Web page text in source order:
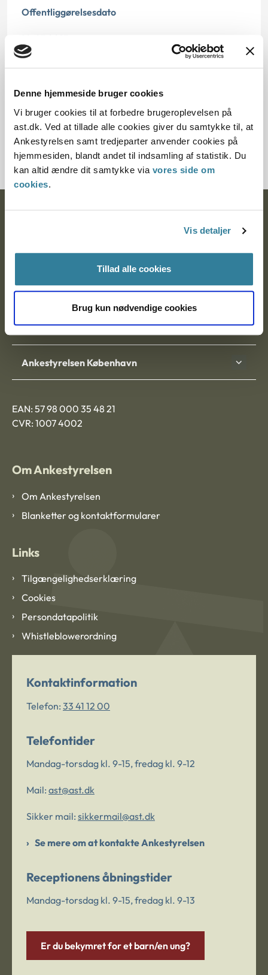
Denne hjemmeside bruger cookies
Vi bruger cookies til at forbedre brugeroplevelsen på
ast.dk. Ved at tillade alle cookies giver du samtykke til, at
Ankestyrelsen samt tredjeparter anvender cookies på
hjemmesiden, blandt andet til indsamling af statistik. Du
kan altid ændre dit samtykke via vores side om
cookies.
Vis detaljer
Tillad alle cookies
Brug kun nødvendige cookies
Offentliggørelsesdato
Paragraf
§ 82 § 117
Journalnummer
2100150-09
Ankestyrelsen Aalborg
Ankestyrelsen København
EAN: 57 98 000 35 48 21
CVR: 1007 4002
Om Ankestyrelsen
Om Ankestyrelsen
Blanketter og kontaktformularer
Links
Tilgængelighedserklæring
Cookies
Persondatapolitik
Whistleblowerordning
Kontaktinformation
Telefon: 33 41 12 00
Telefontider
Mandag-torsdag kl. 9-15, fredag kl. 9-12
Mail: ast@ast.dk
Sikker mail: sikkermail@ast.dk
Se mere om at kontakte Ankestyrelsen
Receptionens åbningstider
Mandag-torsdag kl. 9-15, fredag kl. 9-13
Er du bekymret for et barn/en ung?